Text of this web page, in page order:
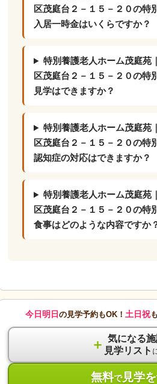
区茂庭台２－１５－２０の特
入居一時金はいくらですか？
特別養護老人ホーム茂庭苑
区茂庭台２－１５－２０の特
見学はできますか？
特別養護老人ホーム茂庭苑
区茂庭台２－１５－２０の特
認知症の対応はできますか？
特別養護老人ホーム茂庭苑
区茂庭台２－１５－２０の特
食事はどのような内容ですか
今日明日 の見学予約もOK！ 土日祝
＋ 気になる
見学リスト
無料で見学